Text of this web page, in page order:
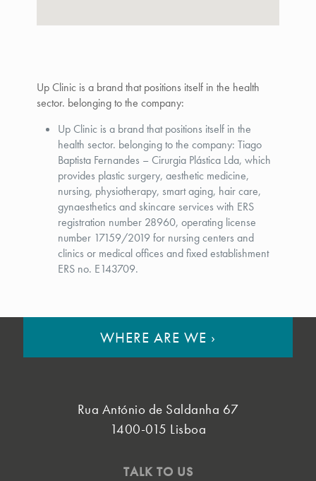
Up Clinic is a brand that positions itself in the health
sector. belonging to the company:
Up Clinic is a brand that positions itself in the
health sector. belonging to the company: Tiago
Baptista Fernandes – Cirurgia Plástica Lda, which
provides plastic surgery, aesthetic medicine,
nursing, physiotherapy, smart aging, hair care,
gynaesthetics and skincare services with ERS
registration number 28960, operating license
number 17159/2019 for nursing centers and
clinics or medical offices and fixed establishment
ERS no. E143709.
WHERE ARE WE ›
Rua António de Saldanha 67
1400-015 Lisboa
TALK TO US